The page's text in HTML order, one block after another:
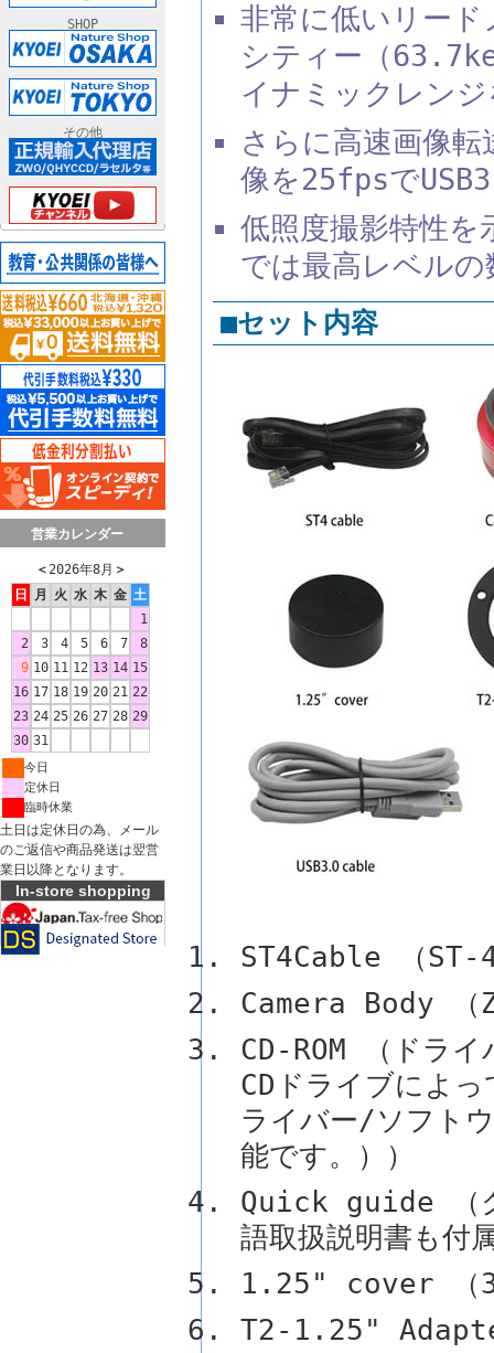
SHOP
その他
営業カレンダー
＜ 2026年8月 ＞
日
月 火 水 木 金 土
1
2
3 4 5 6 7
8
9 10 11 12 13 14 15
16 17 18 19 20 21 22
23 24 25 26 27 28 29
30 31
今日
定休日
臨時休業
土日は定休日の為、メール
のご返信や商品発送は翌営
業日以降となります。
In-store shopping
非常に低いリー
シティー（
イナミックレンジ
さらに高速画像
像を25fpsで
低照度撮影特性
では最高レベル
■セット内容
ST4Cable （ST-4
Camera Body （
CD-ROM （ドラ
CDドライブによ
ライバー/ソフト
能です。））
Quick guide （ク
語取扱説明書も付
1.25" cover （
T2-1.25"